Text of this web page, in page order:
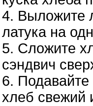
Выложите
латука на
Сложите
сэндвич
Подавайте
хлеб свежий